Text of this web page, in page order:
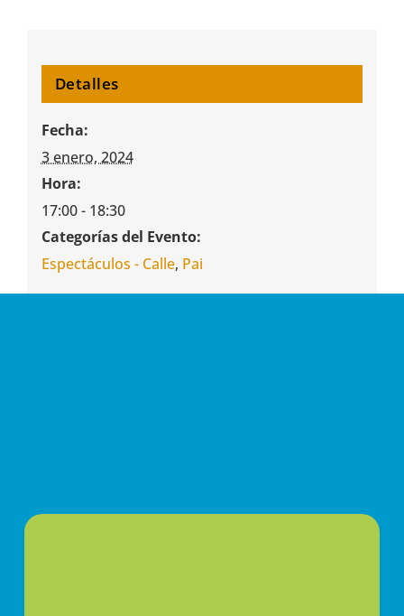
Detalles
Fecha:
3 enero, 2024
Hora:
17:00 - 18:30
Categorías del Evento:
Espectáculos - Calle, Pai